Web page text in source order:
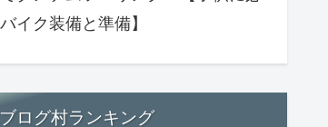
イク装備と準備】
ログ村ランキング